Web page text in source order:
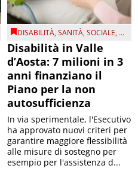
DISABILITÀ,SANITÀ,SOCIALE, ...
Disabilità in Valle
d’Aosta: 7 milioni in 3
anni finanziano il
Piano per la non
autosufficienza
In via sperimentale, l'Esecutivo
ha approvato nuovi criteri per
garantire maggiore flessibilità
alle misure di sostegno per
esempio per l'assistenza d...